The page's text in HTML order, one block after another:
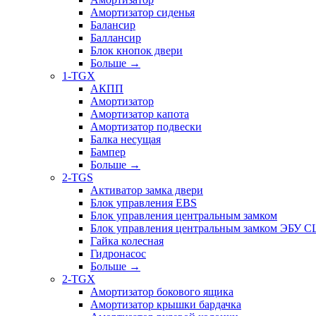
Амортизатор сиденья
Балансир
Баллансир
Блок кнопок двери
Больше →
1-TGX
АКПП
Амортизатор
Амортизатор капота
Амортизатор подвески
Балка несущая
Бампер
Больше →
2-TGS
Активатор замка двери
Блок управления EBS
Блок управления центральным замком
Блок управления центральным замком ЭБУ
Гайка колесная
Гидронасос
Больше →
2-TGX
Амортизатор бокового ящика
Амортизатор крышки бардачка